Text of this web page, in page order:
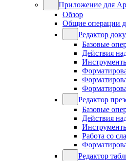
Приложение для
Обзор
Общие операции
Редактор
Базовые
Действия
Редактор
Базовые
Действия
Работа со
Редактор